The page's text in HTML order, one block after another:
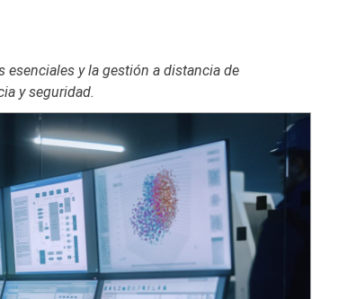
y la gestión a distancia de
y seguridad.